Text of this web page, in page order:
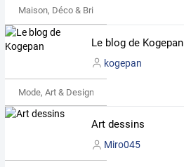
Maison, Déco & Bricolage
Le blog de Kogepan
kogepan
Mode, Art & Design
Art dessins
Miro045